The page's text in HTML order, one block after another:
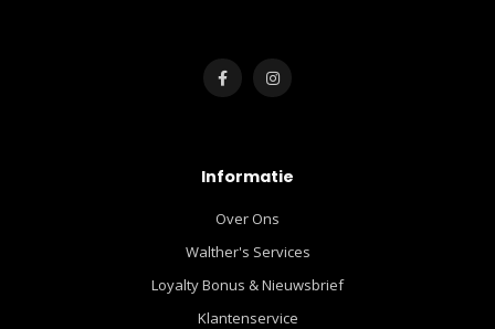
Informatie
Over Ons
Walther's Services
Loyalty Bonus & Nieuwsbrief
Klantenservice